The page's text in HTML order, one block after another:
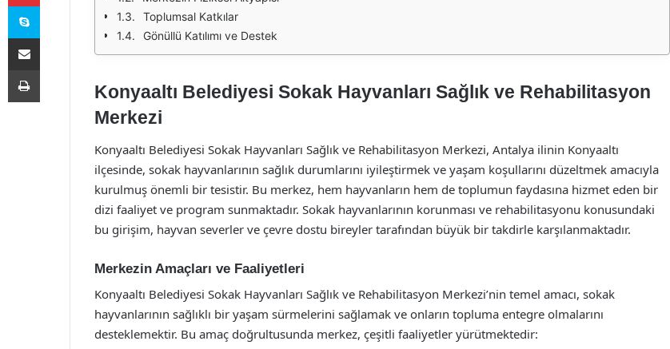
Toplumsal Katkılar
Gönüllü Katılımı ve Destek
Konyaaltı Belediyesi Sokak Hayvanları Sağlık ve Rehabilitasyon
Merkezi
Konyaaltı Belediyesi Sokak Hayvanları Sağlık ve Rehabilitasyon Merkezi, Antalya ilinin Konyaaltı
ilçesinde, sokak hayvanlarının sağlık durumlarını iyileştirmek ve yaşam koşullarını düzeltmek amacıyla
kurulmuş önemli bir tesistir. Bu merkez, hem hayvanların hem de toplumun faydasına hizmet eden bir
dizi faaliyet ve program sunmaktadır. Sokak hayvanlarının korunması ve rehabilitasyonu konusundaki
bu girişim, hayvan severler ve çevre dostu bireyler tarafından büyük bir takdirle karşılanmaktadır.
Merkezin Amaçları ve Faaliyetleri
Konyaaltı Belediyesi Sokak Hayvanları Sağlık ve Rehabilitasyon Merkezi’nin temel amacı, sokak
hayvanlarının sağlıklı bir yaşam sürmelerini sağlamak ve onların topluma entegre olmalarını
desteklemektir. Bu amaç doğrultusunda merkez, çeşitli faaliyetler yürütmektedir:
Skype
E-Posta ile paylaş